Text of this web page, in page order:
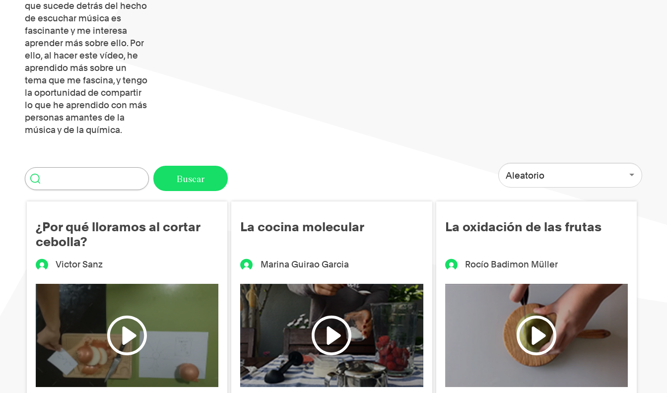
que sucede detrás del hecho
de escuchar música es
fascinante y me interesa
aprender más sobre ello. Por
ello, al hacer este vídeo, he
aprendido más sobre un
tema que me fascina, y tengo
la oportunidad de compartir
lo que he aprendido con más
personas amantes de la
música y de la química.
Aleatorio
¿Por qué lloramos al cortar
cebolla?
Victor Sanz
La cocina molecular
Marina Guirao Garcia
La oxidación de las frutas
Rocío Badimon Müller